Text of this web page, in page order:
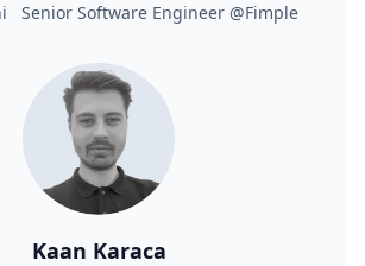
Senior Software Engineer @Fimple
Kaan Karaca